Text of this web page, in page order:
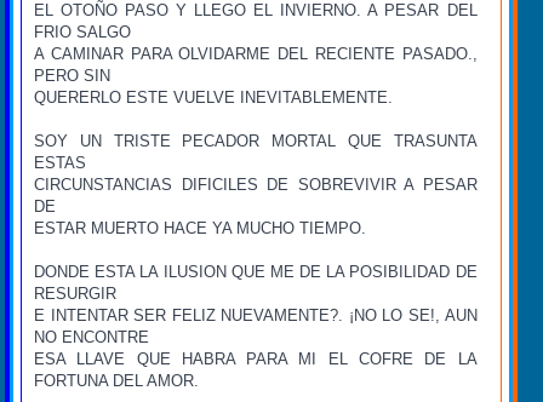
EL OTOÑO PASO Y LLEGO EL INVIERNO. A PESAR DEL
FRIO SALGO
A CAMINAR PARA OLVIDARME DEL RECIENTE PASADO.,
PERO SIN
QUERERLO ESTE VUELVE INEVITABLEMENTE.
SOY UN TRISTE PECADOR MORTAL QUE TRASUNTA
ESTAS
CIRCUNSTANCIAS DIFICILES DE SOBREVIVIR A PESAR
DE
ESTAR MUERTO HACE YA MUCHO TIEMPO.
DONDE ESTA LA ILUSION QUE ME DE LA POSIBILIDAD DE
RESURGIR
E INTENTAR SER FELIZ NUEVAMENTE?. ¡NO LO SE!, AUN
NO ENCONTRE
ESA LLAVE QUE HABRA PARA MI EL COFRE DE LA
FORTUNA DEL AMOR.